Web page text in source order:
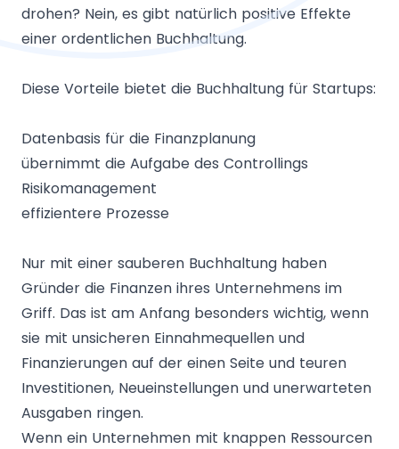
drohen? Nein, es gibt natürlich positive Effekte
einer ordentlichen Buchhaltung.
Diese Vorteile bietet die Buchhaltung für Startups:
Datenbasis für die Finanzplanung
übernimmt die Aufgabe des Controllings
Risikomanagement
effizientere Prozesse
Nur mit einer sauberen Buchhaltung haben
Gründer die Finanzen ihres Unternehmens im
Griff. Das ist am Anfang besonders wichtig, wenn
sie mit unsicheren Einnahmequellen und
Finanzierungen auf der einen Seite und teuren
Investitionen, Neueinstellungen und unerwarteten
Ausgaben ringen.
Wenn ein Unternehmen mit knappen Ressourcen